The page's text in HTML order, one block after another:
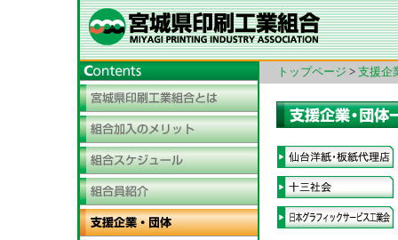
トップページ > 支援企